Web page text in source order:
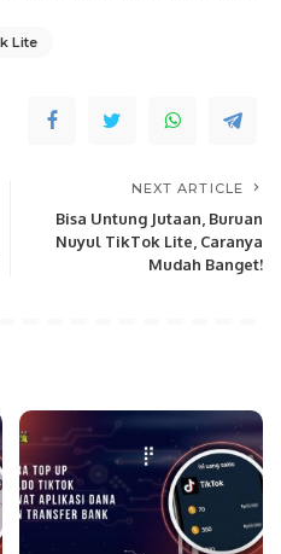
Lite
NEXT ARTICLE
Bisa Untung Jutaan, Buruan
Nuyul TikTok Lite, Caranya
Mudah Banget!